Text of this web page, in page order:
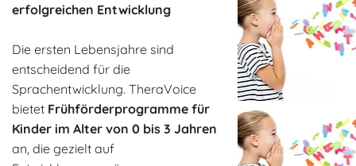
erfolgreichen Entwicklung
Die ersten Lebensjahre sind
entscheidend für die
Sprachentwicklung. TheraVoice
bietet Frühförderprogramme für
Kinder im Alter von 0 bis 3 Jahren
an, die gezielt auf